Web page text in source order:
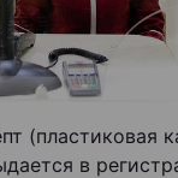
(пластиковая
в